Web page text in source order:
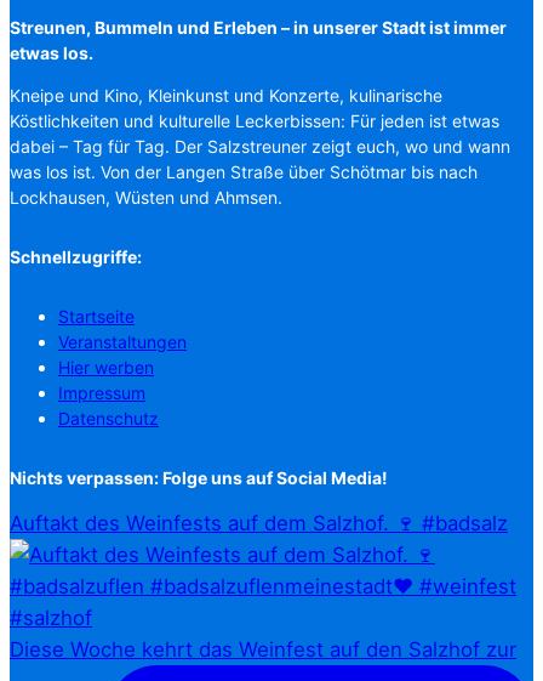
Streunen, Bummeln und Erleben – in unserer Stadt ist immer
etwas los.
Kneipe und Kino, Kleinkunst und Konzerte, kulinarische
Köstlichkeiten und kulturelle Leckerbissen: Für jeden ist etwas
dabei – Tag für Tag. Der Salzstreuner zeigt euch, wo und wann
was los ist. Von der Langen Straße über Schötmar bis nach
Lockhausen, Wüsten und Ahmsen.
Schnellzugriffe:
Startseite
Veranstaltungen
Hier werben
Impressum
Datenschutz
Nichts verpassen: Folge uns auf Social Media!
Auftakt des Weinfests auf dem Salzhof. 🍷 #badsalz
Diese Woche kehrt das Weinfest auf den Salzhof zur